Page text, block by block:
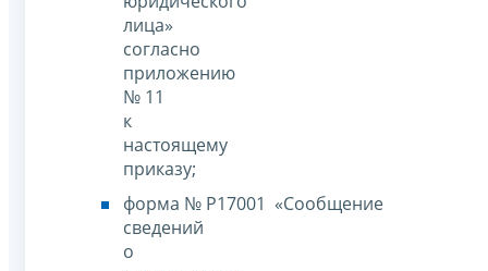
лица»
согласно
приложению
№ 11
к
настоящему
приказу;
форма № Р17001 «Сообщение
сведений
о